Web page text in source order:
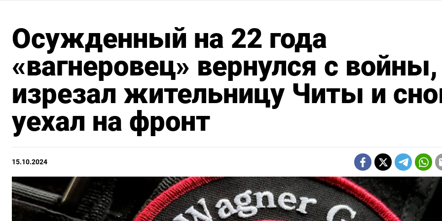
Осужденный на 22 года
«вагнеровец» вернулся с войны,
изрезал жительницу Читы и
уехал на фронт
15.10.2024